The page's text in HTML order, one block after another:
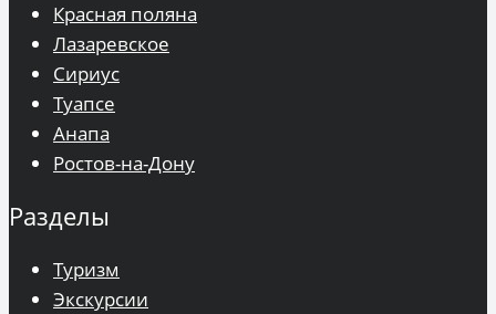
Красная поляна
Лазаревское
Сириус
Туапсе
Анапа
Ростов-на-Дону
Разделы
Туризм
Экскурсии